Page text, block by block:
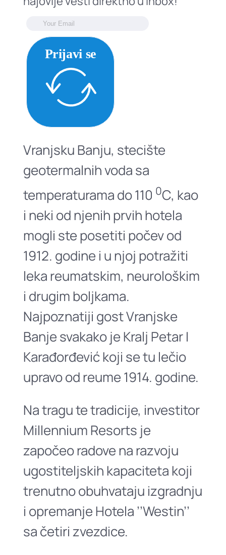
Prijavi se
Vranjsku Banju, stecište
geotermalnih voda sa
temperaturama do 110 0C, kao
i neki od njenih prvih hotela
mogli ste posetiti počev od
1912. godine i u njoj potražiti
leka reumatskim, neurološkim
i drugim boljkama.
Najpoznatiji gost Vranjske
Banje svakako je Kralj Petar I
Karađorđević koji se tu lečio
upravo od reume 1914. godine.
Na tragu te tradicije, investitor
Millennium Resorts je
započeo radove na razvoju
ugostiteljskih kapaciteta koji
trenutno obuhvataju izgradnju
i opremanje Hotela ’’Westin’’
sa četiri zvezdice.